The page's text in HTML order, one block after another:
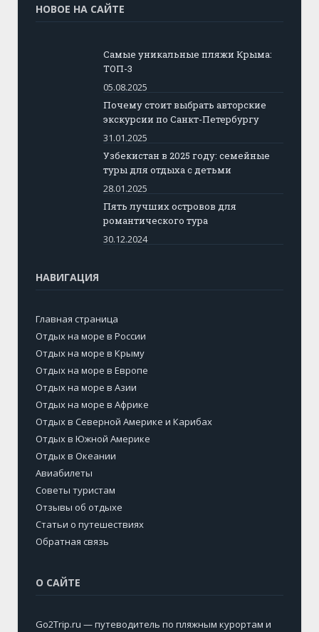
НОВОЕ НА САЙТЕ
Самые уникальные пляжи Крыма:
ТОП-3
05.08.2025
Почему стоит выбрать авторские
экскурсии по Санкт-Петербургу
31.01.2025
Узбекистан в 2025 году: семейные
туры для отдыха с детьми
28.01.2025
Пять лучших островов для
романтического тура
30.12.2024
НАВИГАЦИЯ
Главная страница
Отдых на море в России
Отдых на море в Крыму
Отдых на море в Европе
Отдых на море в Азии
Отдых на море в Африке
Отдых в Северной Америке и Карибах
Отдых в Южной Америке
Отдых в Океании
Авиабилеты
Советы туристам
Отзывы об отдыхе
Статьи о путешествиях
Обратная связь
О САЙТЕ
Go2Trip.ru — путеводитель по пляжным курортам и